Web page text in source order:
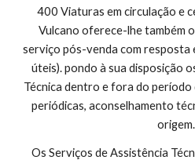
400 Viaturas em circulação e
Vulcano oferece-lhe também
serviço pós-venda com resposta
úteis). pondo à sua disposição
Técnica dentro e fora do
periódicas, aconselhamento
origem.
Os Serviços de Assistência